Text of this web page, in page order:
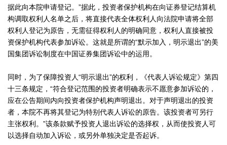
据此向本院申请登记。”据此，投资者保护机构在向证券登记结算机
构调取权利人名单之后，将直接代表全体权利人向法院申请将全部
权利人登记为原告，无需征得权利人的明确同意，权利人直接被投
资保护机构代表参加诉讼。这就是所谓的“默示加入，明示退出”的美
国集团诉讼制度在中国证券集团诉讼中的运用。
同时，为了保障投资人“明示退出”的权利，《代表人诉讼规定》第四
十三条规定，“符合登记范围的投资者明确表示不愿意参加诉讼的，
应在公告期间内向投资者保护机构声明退出。对于声明退出的投资
者，本院不再将其登记为特别代表人诉讼的原告。该投资者可另行
主张权利。”该条款赋予投资人退出诉讼的选择权，从而使投资人可
以选择自动加入诉讼，或另外单独决定是否起诉。